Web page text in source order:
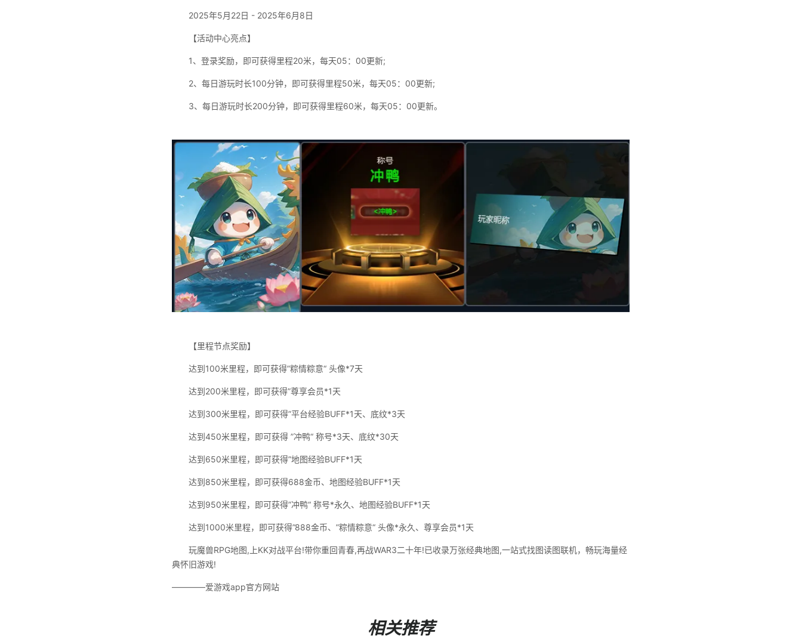
2025年5月22日 - 2025年6月8日
【活动中心亮点】
1、登录奖励，即可获得里程20米，每天05：00更新;
2、每日游玩时长100分钟，即可获得里程50米，每天05：00更新;
3、每日游玩时长200分钟，即可获得里程60米，每天05：00更新。
【里程节点奖励】
达到100米里程，即可获得”粽情粽意“ 头像*7天
达到200米里程，即可获得”尊享会员*1天
达到300米里程，即可获得”平台经验BUFF*1天、底纹*3天
达到450米里程，即可获得 ”冲鸭“ 称号*3天、底纹*30天
达到650米里程，即可获得”地图经验BUFF*1天
达到850米里程，即可获得688金币、地图经验BUFF*1天
达到950米里程，即可获得”冲鸭“ 称号*永久、地图经验BUFF*1天
达到1000米里程，即可获得”888金币、”粽情粽意“ 头像*永久、尊享会员*1天
玩魔兽RPG地图,上KK对战平台!带你重回青春,再战WAR3二十年!已收录万张经典地图,一站式找图读图联机，畅玩海量经
典怀旧游戏!
————爱游戏app官方网站
相关推荐